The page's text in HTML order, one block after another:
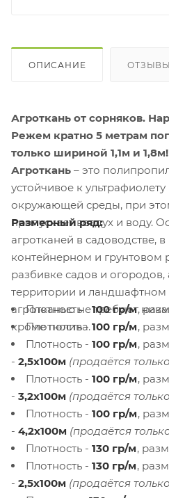
ОПИСАНИЕ ОТЗЫВЫ
Агроткань от сорняков.
Режем кратно 5 метрам
только шириной 1,1м и 1,8м!
Агроткань – это
устойчивое к
окружающей среды, при
пропускает воздух и воду.
агротканей в садоводстве,
контейнерном и грунтовом
разбивке садов и
территории и ландшафтном
агротканью не требуют
кроме полива.
Размерный ряд:
Плотность -100 гр/м,
Плотность -100 гр/м,
Плотность - 100 гр/м,
- 2,5х100м (продаётся
Плотность - 100 гр/м,
- 3,2х100м (продаётся
Плотность - 100 гр/м,
- 4,2х100м (продаётся
Плотность - 130 гр/м,
Плотность - 130 гр/м,
- 2,5х100м (продаётся